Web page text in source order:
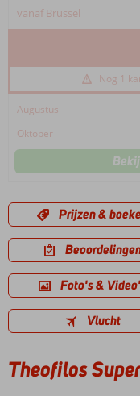
vanaf Brussel
Nog 1
Augustus
Oktober
Prijzen &
Foto's &
Vlucht
Theofilos